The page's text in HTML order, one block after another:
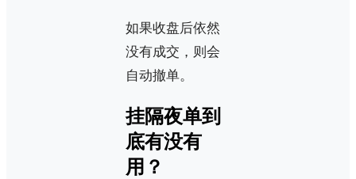
如果收盘后依然
没有成交，则会
自动撤单。
挂隔夜单到
底有没有
用？